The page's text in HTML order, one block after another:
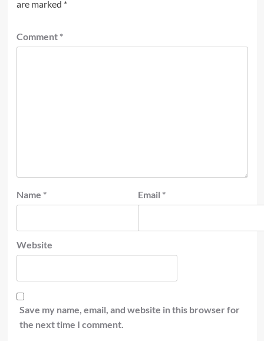
are marked *
Comment *
Name * Email *
Website
Save my name, email, and website in this browser for
the next time I comment.